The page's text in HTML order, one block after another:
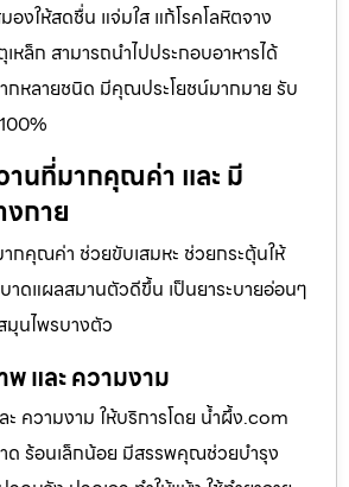
องให้สดชื่น แจ่มใส แก้โรคโลหิตจาง
หล็ก สามารถนำไปประกอบอาหารได้
กหลายชนิด มีคุณประโยชน์มากมาย รับ
นที่มากคุณค่า และ มี
งกาย
กคุณค่า ช่วยขับเสมหะ ช่วยกระตุ้นให้
าดแผลสมานตัวดีขึ้น เป็นยาระบายอ่อนๆ
มุนไพรบางตัว
และ ความงาม
ความงาม ให้บริการโดย น้ำผึ้ง.com
ด ร้อนเล็กน้อย มีสรรพคุณช่วยบำรุง